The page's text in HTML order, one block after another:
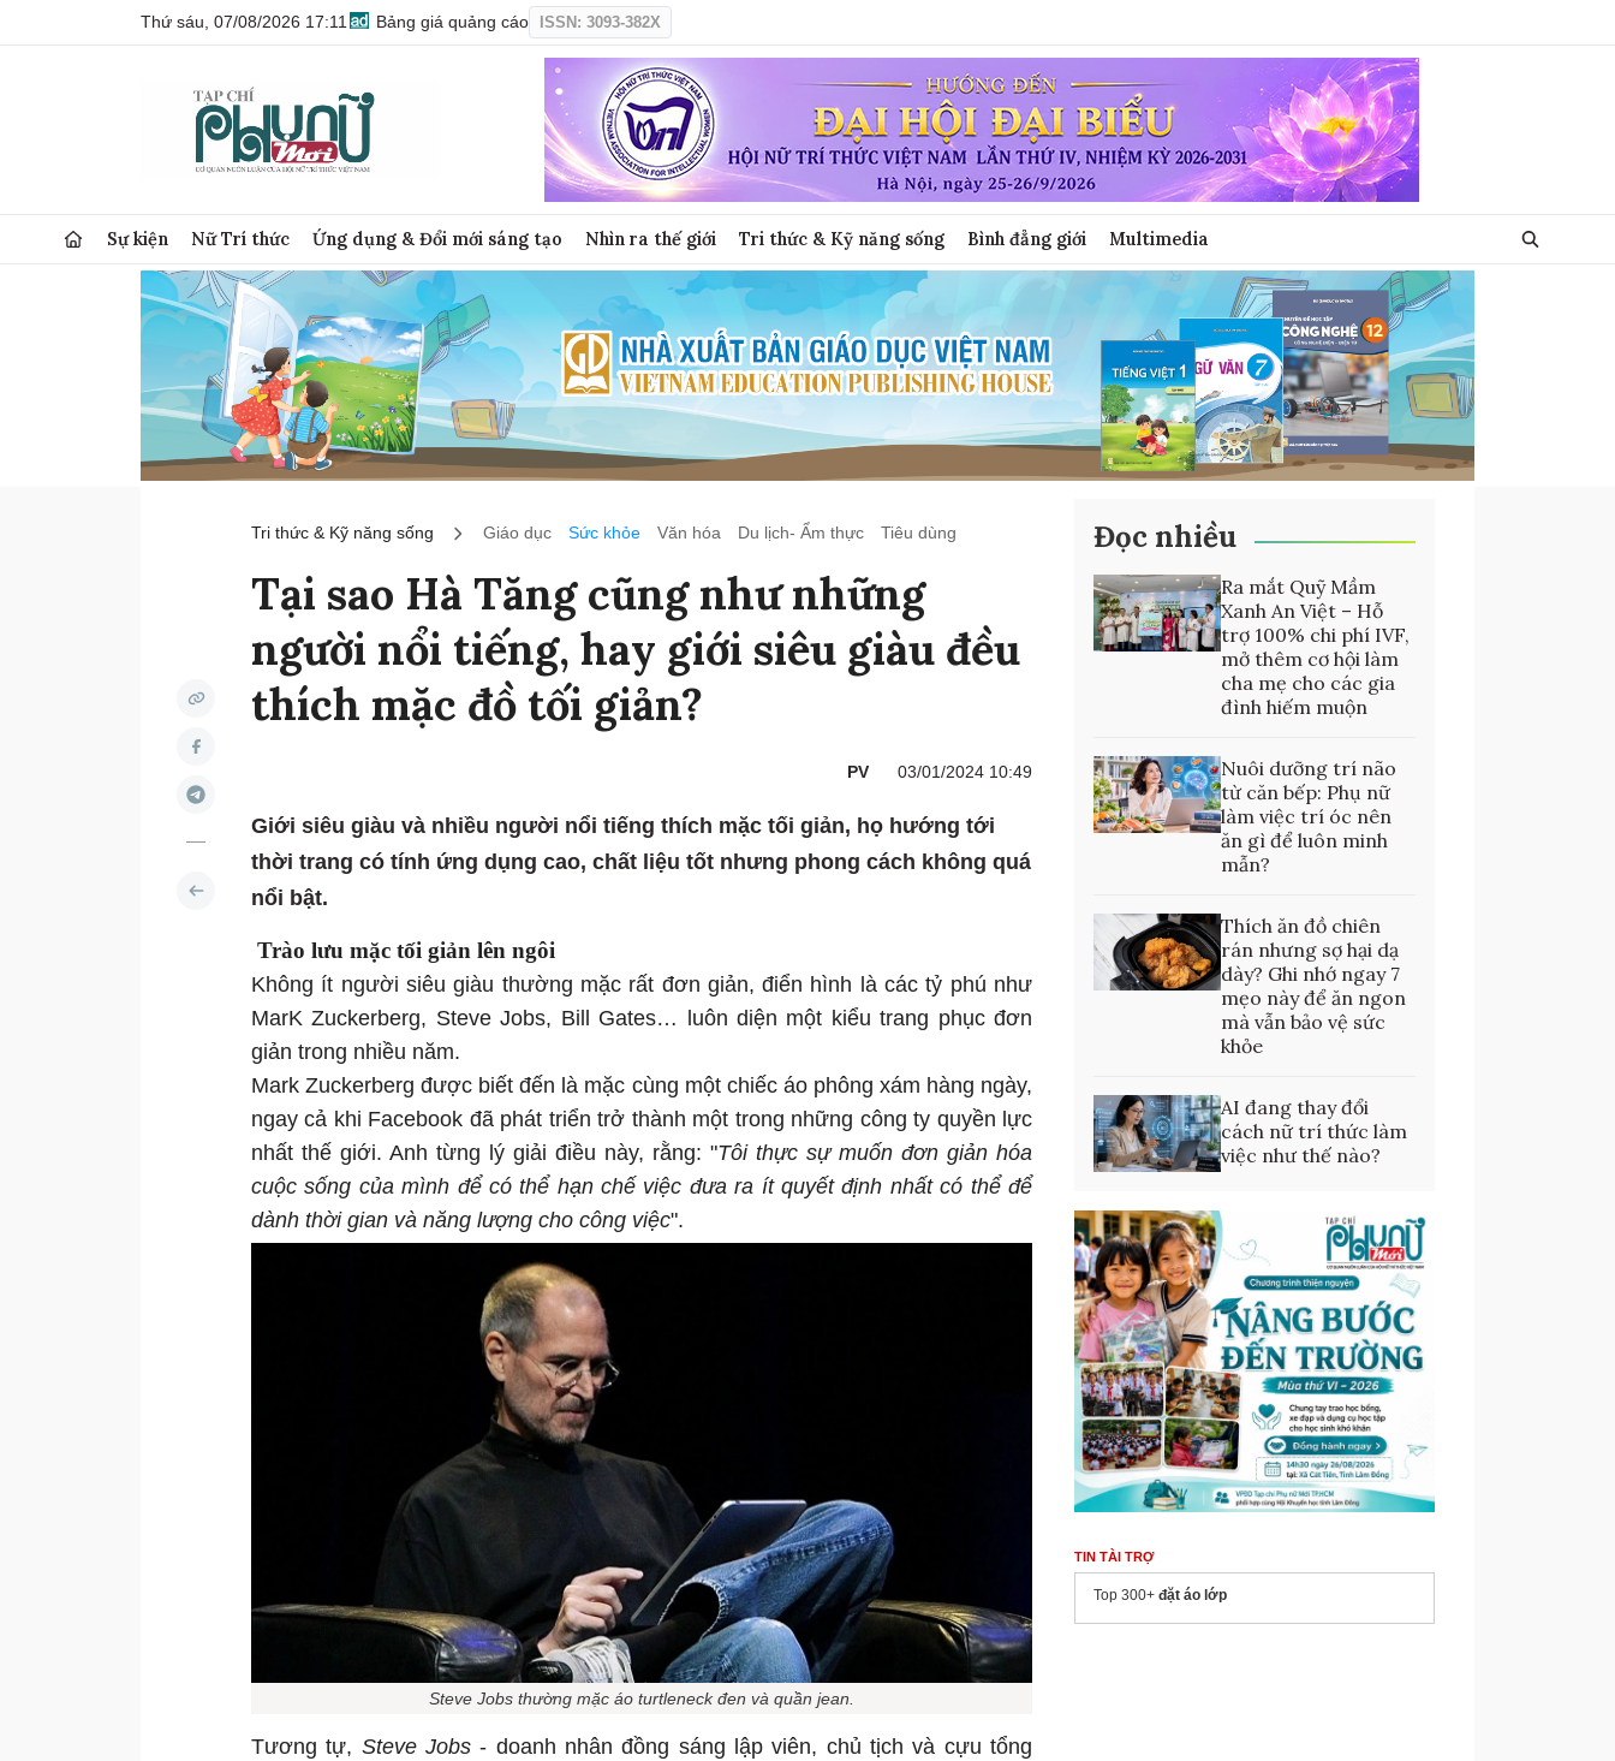
Thứ sáu, 07/08/2026 17:11 Bảng giá quảng cáo ISSN: 3093-382X
Sự kiện Nữ Trí thức Ứng dụng & Đổi mới sáng tạo Nhìn ra thế giới Tri thức & Kỹ năng sống Bình đẳng giới Multimedia
Tri thức & Kỹ năng sống Giáo dục Sức khỏe Văn hóa Du lịch- Ẩm thực Tiêu dùng
Tại sao Hà Tăng cũng như những
người nổi tiếng, hay giới siêu giàu đều
thích mặc đồ tối giản?
PV 03/01/2024 10:49
Giới siêu giàu và nhiều người nổi tiếng thích mặc tối giản, họ hướng tới
thời trang có tính ứng dụng cao, chất liệu tốt nhưng phong cách không quá
nổi bật.
Trào lưu mặc tối giản lên ngôi
Không ít người siêu giàu thường mặc rất đơn giản, điển hình là các tỷ phú như
MarK Zuckerberg, Steve Jobs, Bill Gates… luôn diện một kiểu trang phục đơn
giản trong nhiều năm.
Mark Zuckerberg được biết đến là mặc cùng một chiếc áo phông xám hàng ngày,
ngay cả khi Facebook đã phát triển trở thành một trong những công ty quyền lực
nhất thế giới. Anh từng lý giải điều này, rằng: "Tôi thực sự muốn đơn giản hóa
cuộc sống của mình để có thể hạn chế việc đưa ra ít quyết định nhất có thể để
dành thời gian và năng lượng cho công việc".
Steve Jobs thường mặc áo turtleneck đen và quần jean.
Tương tự, Steve Jobs - doanh nhân đồng sáng lập viên, chủ tịch và cựu tổng
Đọc nhiều
Ra mắt Quỹ Mầm
Xanh An Việt – Hỗ
trợ 100% chi phí IVF,
mở thêm cơ hội làm
cha mẹ cho các gia
đình hiếm muộn
Nuôi dưỡng trí não
từ căn bếp: Phụ nữ
làm việc trí óc nên
ăn gì để luôn minh
mẫn?
Thích ăn đồ chiên
rán nhưng sợ hại dạ
dày? Ghi nhớ ngay 7
mẹo này để ăn ngon
mà vẫn bảo vệ sức
khỏe
AI đang thay đổi
cách nữ trí thức làm
việc như thế nào?
TIN TÀI TRỢ
Top 300+ đặt áo lớp